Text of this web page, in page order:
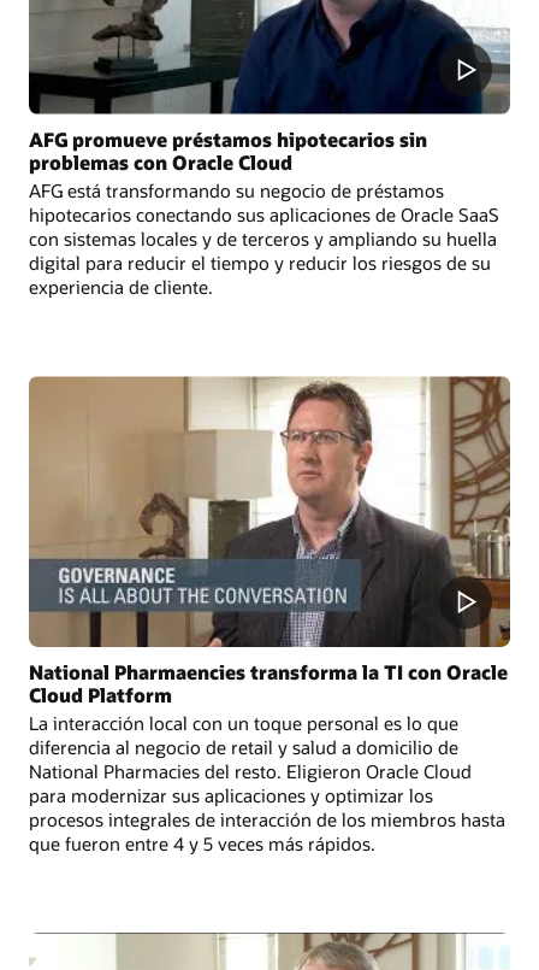
AFG promueve préstamos hipotecarios sin
problemas con Oracle Cloud
AFG está transformando su negocio de préstamos
hipotecarios conectando sus aplicaciones de Oracle SaaS
con sistemas locales y de terceros y ampliando su huella
digital para reducir el tiempo y reducir los riesgos de su
experiencia de cliente.
National Pharmaencies transforma la TI con Oracle
Cloud Platform
La interacción local con un toque personal es lo que
diferencia al negocio de retail y salud a domicilio de
National Pharmacies del resto. Eligieron Oracle Cloud
para modernizar sus aplicaciones y optimizar los
procesos integrales de interacción de los miembros hasta
que fueron entre 4 y 5 veces más rápidos.